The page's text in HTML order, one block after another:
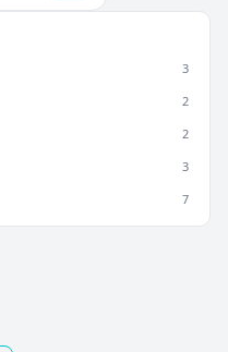
3
2
2
3
7